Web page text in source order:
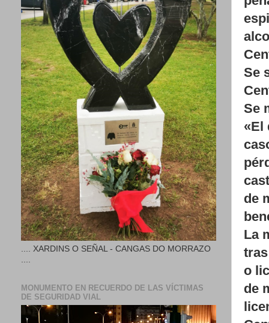
Se
Se
«El
de
La
o
de
.... XARDINS O SEÑAL - CANGAS DO MORRAZO
MONUMENTO EN RECUERDO DE LAS VÍCTIMAS
DE SEGURIDAD VIAL